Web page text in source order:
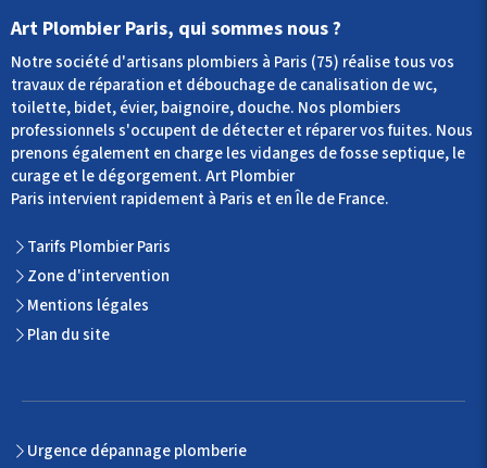
Art Plombier Paris, qui sommes nous ?
Notre société d'artisans plombiers à Paris (75) réalise tous vos
travaux de réparation et débouchage de canalisation de wc,
toilette, bidet, évier, baignoire, douche. Nos plombiers
professionnels s'occupent de détecter et réparer vos fuites. Nous
prenons également en charge les vidanges de fosse septique, le
curage et le dégorgement. Art Plombier
Paris intervient rapidement à Paris et en Île de France.
Tarifs Plombier Paris
Zone d'intervention
Mentions légales
Plan du site
Urgence dépannage plomberie